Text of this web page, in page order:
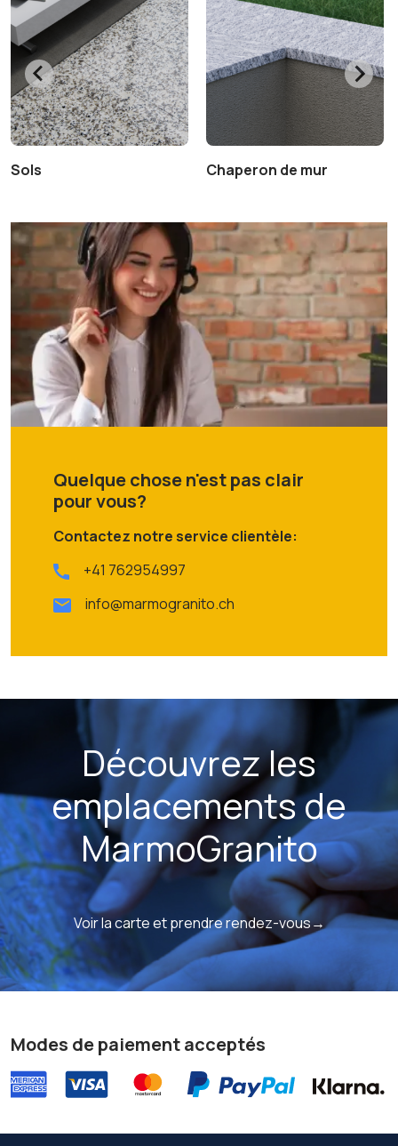
Sols Chaperon de mur
Quelque chose n'est pas clair
pour vous?
Contactez notre service clientèle:
+41 762954997
info@marmogranito.ch
Découvrez les
emplacements de
MarmoGranito
Voir la carte et prendre rendez-vous→
Modes de paiement acceptés